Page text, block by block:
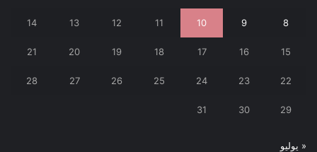
8
9
10
11
12
13
14
15
16
17
18
19
20
21
22
23
24
25
26
27
28
29
30
31
« يوليو